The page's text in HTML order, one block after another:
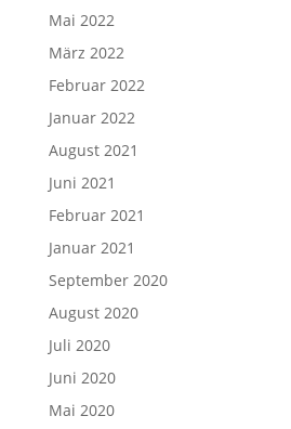
Mai 2022
März 2022
Februar 2022
Januar 2022
August 2021
Juni 2021
Februar 2021
Januar 2021
September 2020
August 2020
Juli 2020
Juni 2020
Mai 2020